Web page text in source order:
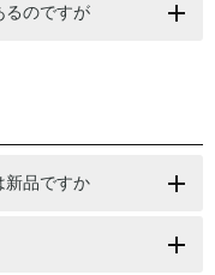
るのですが
新品ですか